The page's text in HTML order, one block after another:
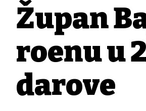
Župan
rođenu u
darove